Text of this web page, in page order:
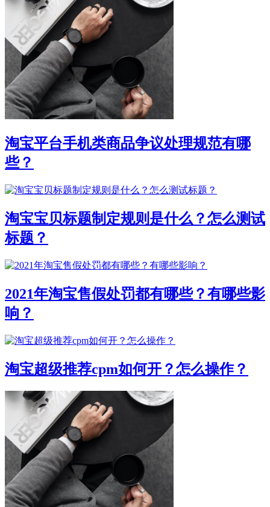
淘宝平台手机类商品争议处理规范有哪
些？
淘宝宝贝标题制定规则是什么？怎么测试
标题？
2021年淘宝售假处罚都有哪些？有哪些影
响？
淘宝超级推荐cpm如何开？怎么操作？